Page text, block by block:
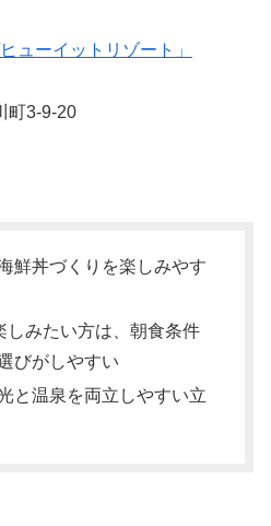
ューイットリゾート」
町3-9-20
鮮丼づくりを楽しみやす
しみたい方は、朝食条件
びがしやすい
と温泉を両立しやすい立